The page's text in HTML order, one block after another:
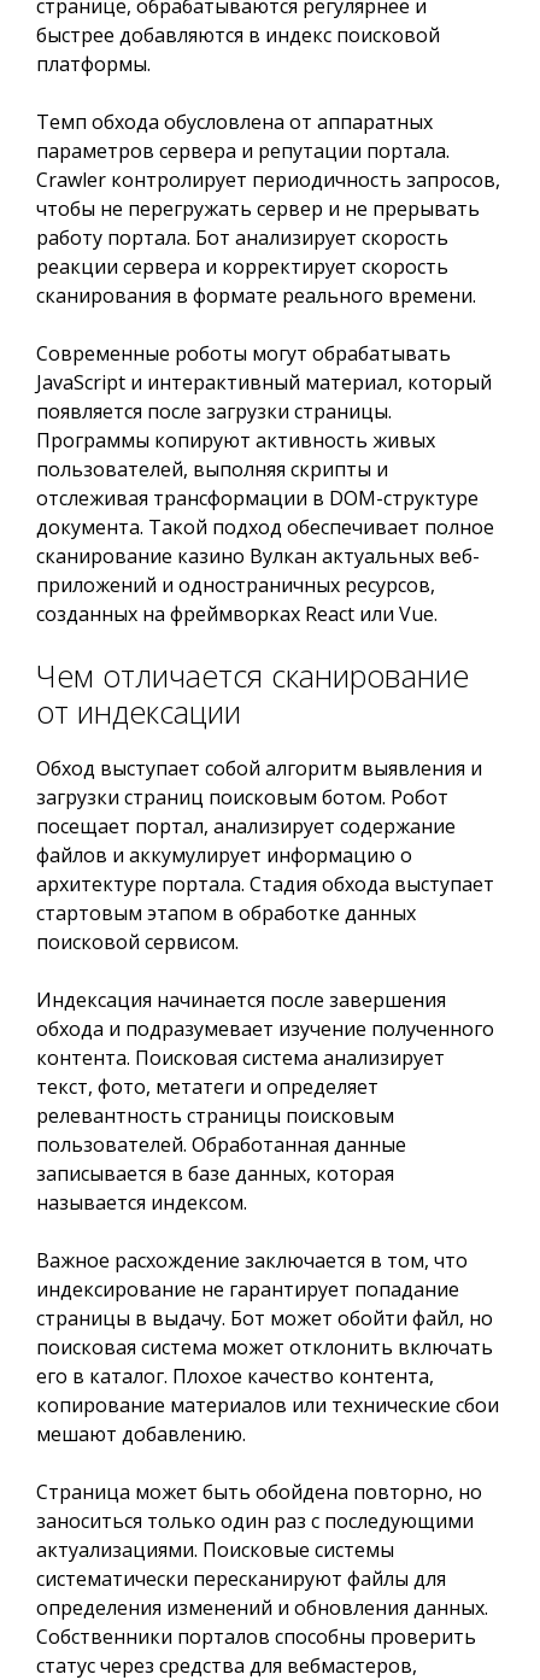
странице, обрабатываются регулярнее и
быстрее добавляются в индекс поисковой
платформы.
Темп обхода обусловлена от аппаратных
параметров сервера и репутации портала.
Crawler контролирует периодичность запросов,
чтобы не перегружать сервер и не прерывать
работу портала. Бот анализирует скорость
реакции сервера и корректирует скорость
сканирования в формате реального времени.
Современные роботы могут обрабатывать
JavaScript и интерактивный материал, который
появляется после загрузки страницы.
Программы копируют активность живых
пользователей, выполняя скрипты и
отслеживая трансформации в DOM-структуре
документа. Такой подход обеспечивает полное
сканирование казино Вулкан актуальных веб-
приложений и одностраничных ресурсов,
созданных на фреймворках React или Vue.
Чем отличается сканирование
от индексации
Обход выступает собой алгоритм выявления и
загрузки страниц поисковым ботом. Робот
посещает портал, анализирует содержание
файлов и аккумулирует информацию о
архитектуре портала. Стадия обхода выступает
стартовым этапом в обработке данных
поисковой сервисом.
Индексация начинается после завершения
обхода и подразумевает изучение полученного
контента. Поисковая система анализирует
текст, фото, метатеги и определяет
релевантность страницы поисковым
пользователей. Обработанная данные
записывается в базе данных, которая
называется индексом.
Важное расхождение заключается в том, что
индексирование не гарантирует попадание
страницы в выдачу. Бот может обойти файл, но
поисковая система может отклонить включать
его в каталог. Плохое качество контента,
копирование материалов или технические сбои
мешают добавлению.
Страница может быть обойдена повторно, но
заноситься только один раз с последующими
актуализациями. Поисковые системы
систематически пересканируют файлы для
определения изменений и обновления данных.
Собственники порталов способны проверить
статус через средства для вебмастеров,